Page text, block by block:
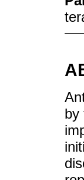
by